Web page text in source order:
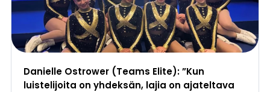
Danielle Ostrower (Teams Elite): ”Kun
luistelijoita on yhdeksän, lajia on ajateltava